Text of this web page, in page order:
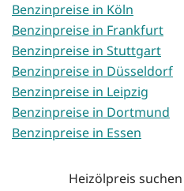
Benzinpreise in Köln
Benzinpreise in Frankfurt
Benzinpreise in Stuttgart
Benzinpreise in Düsseldorf
Benzinpreise in Leipzig
Benzinpreise in Dortmund
Benzinpreise in Essen
Heizölpreis suchen